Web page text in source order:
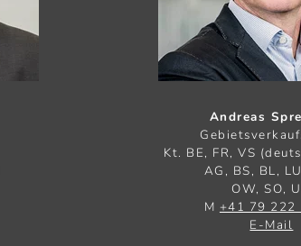
Andreas
Kt. BE, FR, VS
AG, BS, BL,
OW, SO,
M +41 79 222
E-Mail